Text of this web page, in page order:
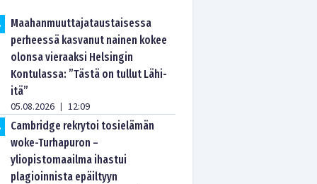
Maahanmuuttajataustaisessa
perheessä kasvanut nainen kokee
olonsa vieraaksi Helsingin
Kontulassa: ”Tästä on tullut Lähi-
itä”
05.08.2026 | 12:09
Cambridge rekrytoi tosielämän
woke-Turhapuron –
yliopistomaailma ihastui
plagioinnista epäiltyyn